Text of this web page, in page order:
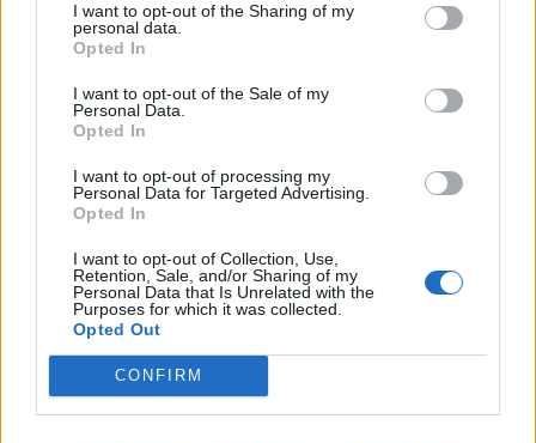
I want to opt-out of the Sharing of my
personal data.
Opted In
I want to opt-out of the Sale of my
Personal Data.
Opted In
I want to opt-out of processing my
Personal Data for Targeted Advertising.
Opted In
I want to opt-out of Collection, Use,
Retention, Sale, and/or Sharing of my
Personal Data that Is Unrelated with the
Purposes for which it was collected.
Opted Out
CONFIRM
Egyre több figyelem irányul arra, hogy a folyamatos
képernyőhasználat milyen apró változásokat idézhet elő
a szervezetben.
Erre senki sem számított: már hetekkel